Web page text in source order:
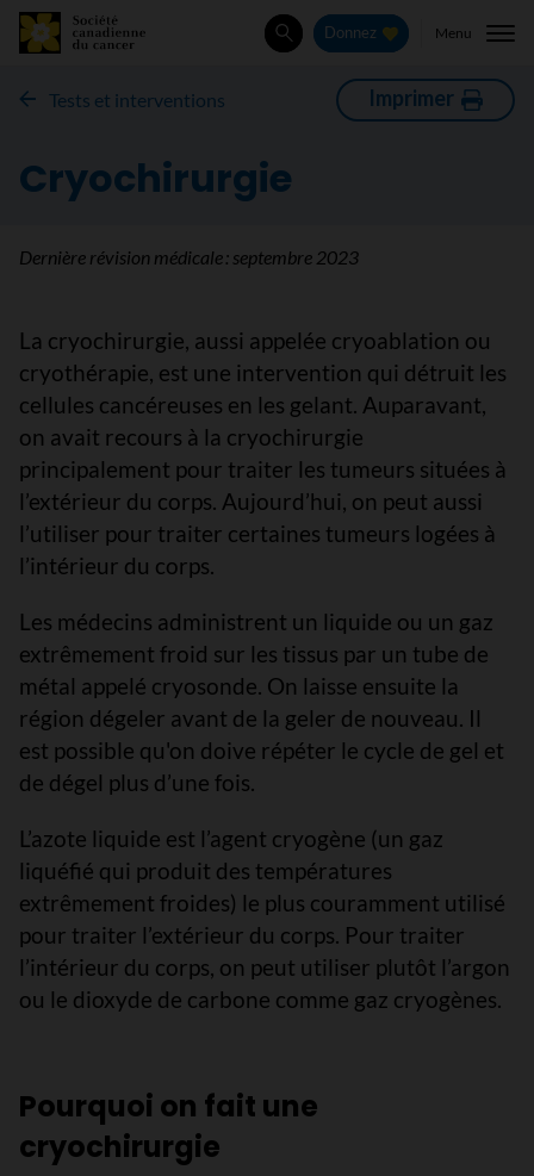
Rechercher
Donnez Menu
Tests et interventions Imprimer
Cryochirurgie
Dernière révision médicale : septembre 2023
La cryochirurgie, aussi appelée cryoablation ou
cryothérapie, est une intervention qui détruit les
cellules cancéreuses en les gelant. Auparavant,
on avait recours à la cryochirurgie
principalement pour traiter les tumeurs situées à
l’extérieur du corps. Aujourd’hui, on peut aussi
l’utiliser pour traiter certaines tumeurs logées à
l’intérieur du corps.
Les médecins administrent un liquide ou un gaz
extrêmement froid sur les tissus par un tube de
métal appelé cryosonde. On laisse ensuite la
région dégeler avant de la geler de nouveau. Il
est possible qu'on doive répéter le cycle de gel et
de dégel plus d’une fois.
L’azote liquide est l’agent cryogène (un gaz
liquéfié qui produit des températures
extrêmement froides) le plus couramment utilisé
pour traiter l’extérieur du corps. Pour traiter
l’intérieur du corps, on peut utiliser plutôt l’argon
ou le dioxyde de carbone comme gaz cryogènes.
Pourquoi on fait une
cryochirurgie